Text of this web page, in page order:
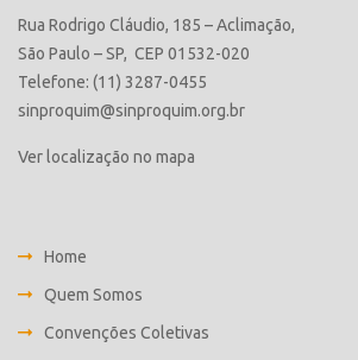
Rua Rodrigo Cláudio, 185 – Aclimação,
São Paulo – SP, CEP 01532-020
Telefone: (11) 3287-0455
sinproquim@sinproquim.org.br
Ver localização no mapa
Home
Quem Somos
Convenções Coletivas